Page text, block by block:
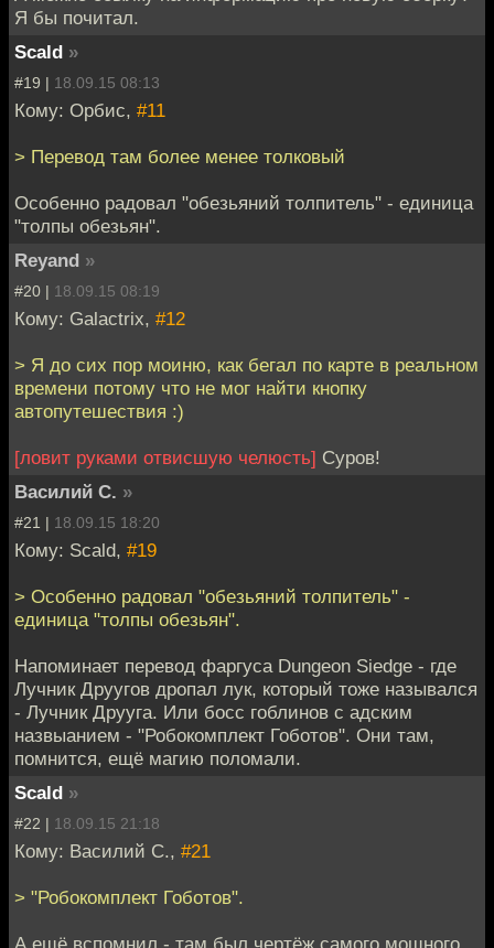
Я бы почитал.
Scald »
#19 | 18.09.15 08:13
Кому: Орбис, #11
> Перевод там более менее толковый
Особенно радовал "обезьяний толпитель" - единица
"толпы обезьян".
Reyand »
#20 | 18.09.15 08:19
Кому: Galactrix, #12
> Я до сих пор моиню, как бегал по карте в реальном
времени потому что не мог найти кнопку
автопутешествия :)
[ловит руками отвисшую челюсть] Суров!
Василий С. »
#21 | 18.09.15 18:20
Кому: Scald, #19
> Особенно радовал "обезьяний толпитель" -
единица "толпы обезьян".
Напоминает перевод фаргуса Dungeon Siedge - где
Лучник Друугов дропал лук, который тоже назывался
- Лучник Друуга. Или босс гоблинов с адским
назвыанием - "Робокомплект Гоботов". Они там,
помнится, ещё магию поломали.
Scald »
#22 | 18.09.15 21:18
Кому: Василий С., #21
> "Робокомплект Гоботов".
А ещё вспомнил - там был чертёж самого мощного